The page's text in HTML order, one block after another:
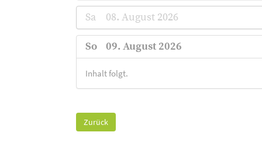
Sa 08. August 2026
So 09. August 2026
Inhalt folgt.
Zurück